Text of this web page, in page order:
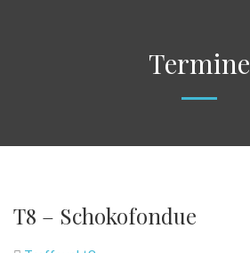
Termine
T8 – Schokofondue